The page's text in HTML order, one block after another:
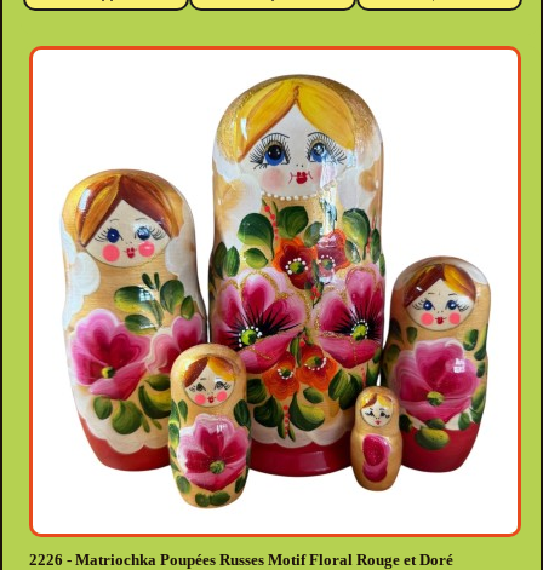
2226 - Matriochka Poupées Russes Motif Floral Rouge et Doré